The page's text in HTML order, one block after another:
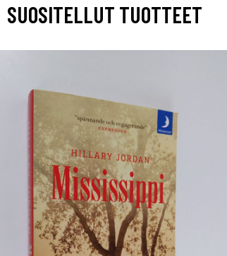
SUOSITELLUT TUOTTEET